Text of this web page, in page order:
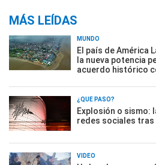
MÁS LEÍDAS
MUNDO
El país de América
la nueva potencia
acuerdo histórico
¿QUÉ PASÓ?
Explosión o sismo:
redes sociales tras
VIDEO